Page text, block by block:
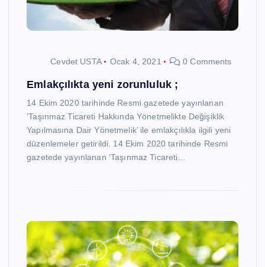
Cevdet USTA Ocak 4, 2021 0 Comments
Emlakçılıkta yeni zorunluluk ;
14 Ekim 2020 tarihinde Resmi gazetede yayınlanan
‘Taşınmaz Ticareti Hakkında Yönetmelikte Değişiklik
Yapılmasına Dair Yönetmelik’ ile emlakçılıkla ilgili yeni
düzenlemeler getirildi. 14 Ekim 2020 tarihinde Resmi
gazetede yayınlanan ‘Taşınmaz Ticareti…